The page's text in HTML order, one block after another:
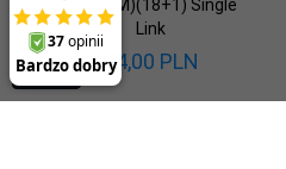
DVI-D (M)(18+1) Single
Link
14,00 PLN